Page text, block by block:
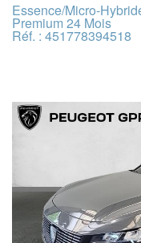
Essence/Micro-
Premium 24 Mois
Réf. : 451778394518